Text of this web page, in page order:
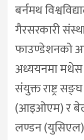
बर्नमथ
गैरसरकारी
फाउण्डेशनको
अध्ययनमा मधेस
संयुक्त राष्ट्र
(आइओएम) र
लण्डन